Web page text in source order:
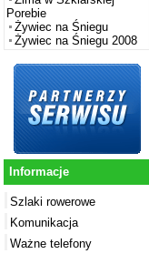
Porebie
Żywiec na Śniegu
Żywiec na Śniegu 2008
Informacje
Szlaki rowerowe
Komunikacja
Ważne telefony